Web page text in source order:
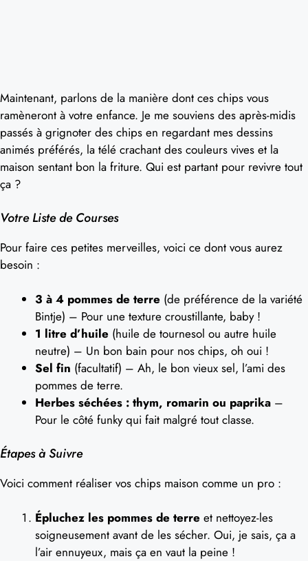
Maintenant, parlons de la manière dont ces chips vous
ramèneront à votre enfance. Je me souviens des après-midis
passés à grignoter des chips en regardant mes dessins
animés préférés, la télé crachant des couleurs vives et la
maison sentant bon la friture. Qui est partant pour revivre tout
ça ?
Votre Liste de Courses
Pour faire ces petites merveilles, voici ce dont vous aurez
besoin :
3 à 4 pommes de terre (de préférence de la variété
Bintje) – Pour une texture croustillante, baby !
1 litre d’huile (huile de tournesol ou autre huile
neutre) – Un bon bain pour nos chips, oh oui !
Sel fin (facultatif) – Ah, le bon vieux sel, l’ami des
pommes de terre.
Herbes séchées : thym, romarin ou paprika –
Pour le côté funky qui fait malgré tout classe.
Étapes à Suivre
Voici comment réaliser vos chips maison comme un pro :
Épluchez les pommes de terre et nettoyez-les
soigneusement avant de les sécher. Oui, je sais, ça a
l’air ennuyeux, mais ça en vaut la peine !